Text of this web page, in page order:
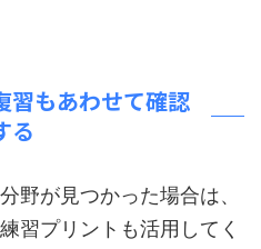
習もあわせて確認
る
野が見つかった場合は、
習プリントも活用してく